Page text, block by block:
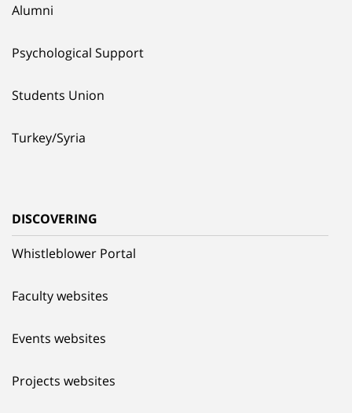
Alumni
Psychological Support
Students Union
Turkey/Syria
DISCOVERING
Whistleblower Portal
Faculty websites
Events websites
Projects websites